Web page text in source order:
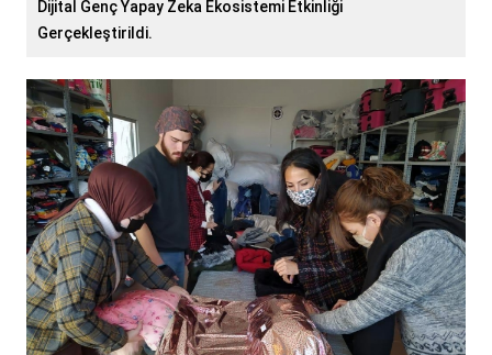
Dijital Genç Yapay Zeka Ekosistemi Etkinliği
Gerçekleştirildi.